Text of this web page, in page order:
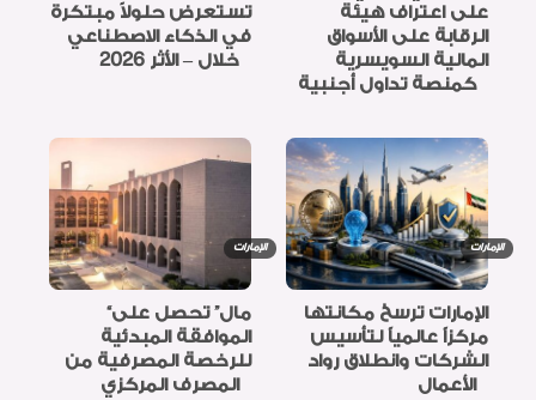
تستعرض حلولاً مبتكرة
في الذكاء الاصطناعي
على اعتراف هيئة
الرقابة على الأسواق
المالية السويسرية
كمنصة تداول أجنبية
الإمارات
“مال” تحصل على
الموافقة المبدئية
للرخصة المصرفية من
المصرف المركزي
الإمارات
الإمارات ترسخ مكانتها
مركزاً عالمياً لتأسيس
الشركات وانطلاق رواد
الأعمال